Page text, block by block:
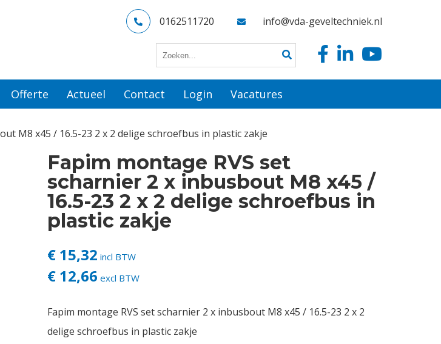
0162511720 info@vda-geveltechniek.nl
Offerte Actueel Contact Login Vacatures
M8 x45 / 16.5-23 2 x 2 delige schroefbus in plastic zakje
Fapim montage RVS set
scharnier 2 x inbusbout M8 x45 /
16.5-23 2 x 2 delige schroefbus in
plastic zakje
€ 15,32 incl BTW
€ 12,66 excl BTW
Fapim montage RVS set scharnier 2 x inbusbout M8 x45 / 16.5-23 2 x 2
delige schroefbus in plastic zakje